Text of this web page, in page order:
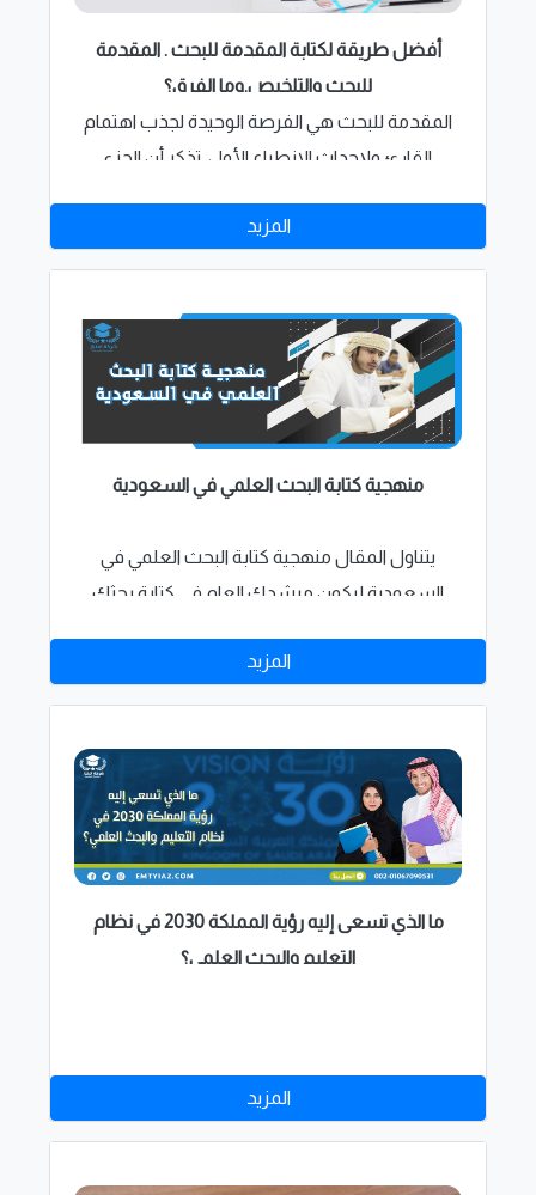
أفضل طريقة لكتابة المقدمة للبحث . المقدمة
للبحث والتلخيص.وما الفرق؟
المقدمة للبحث هي الفرصة الوحيدة لجذب اهتمام
القارئ ولإحداث الانطباع الأول. تذكر أن الجزء
رسالتك.
المزيد
منهجية كتابة البحث العلمي في السعودية
يتناول المقال منهجية كتابة البحث العلمي في
السعودية ليكون مرشدك العام في كتابة بحثك
المساعده
المزيد
ما الذي تسعى إليه رؤية المملكة 2030 في نظام
التعليم والبحث العلمي؟
المزيد